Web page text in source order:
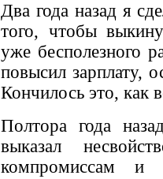
Два года назад я
того, чтобы
уже бесполезного
повысил зарплату,
Кончилось это, как
Полтора года
выказал
компромиссам и